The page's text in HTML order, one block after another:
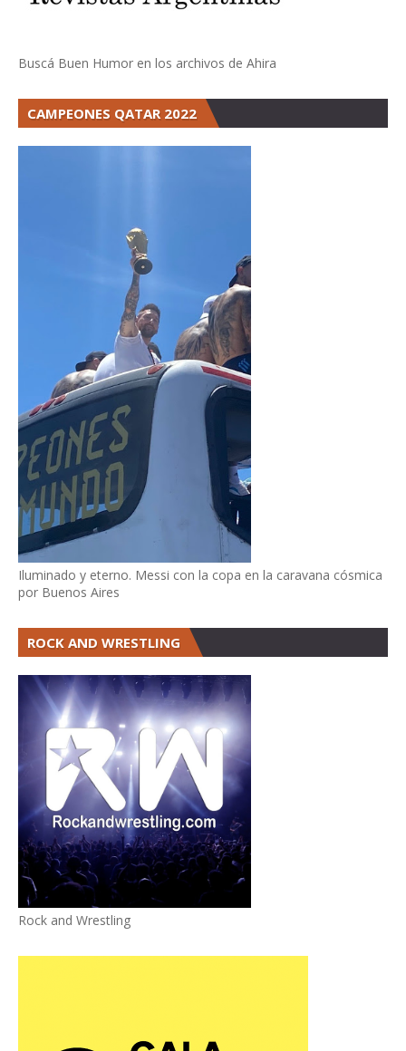
Buscá Buen Humor en los archivos de Ahira
CAMPEONES QATAR 2022
Iluminado y eterno. Messi con la copa en la caravana cósmica
por Buenos Aires
ROCK AND WRESTLING
Rock and Wrestling